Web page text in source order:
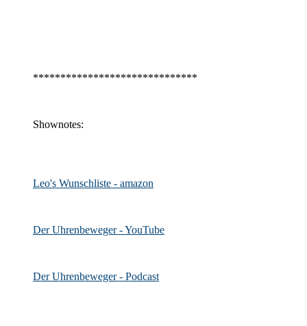
******************************
Shownotes:
Leo's Wunschliste - amazon
Der Uhrenbeweger - YouTube
Der Uhrenbeweger - Podcast